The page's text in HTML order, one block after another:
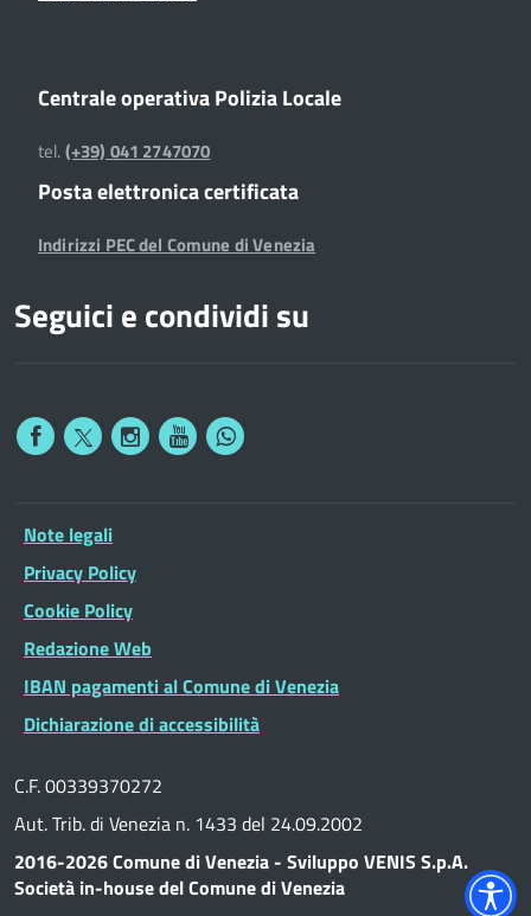
Centrale operativa Polizia Locale
tel.(+39) 041 2747070
Posta elettronica certificata
Indirizzi PEC del Comune di Venezia
Seguici e condividi su
Note legali
Privacy Policy
Cookie Policy
Redazione Web
IBAN pagamenti al Comune di Venezia
Dichiarazione di accessibilità
C.F. 00339370272
Aut. Trib. di Venezia n. 1433 del 24.09.2002
2016-2026 Comune di Venezia - Sviluppo VENIS S.p.A.
Società in-house del Comune di Venezia